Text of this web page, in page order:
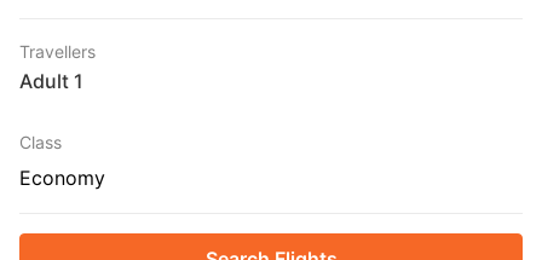
Travellers
1 Adult
Class
Economy